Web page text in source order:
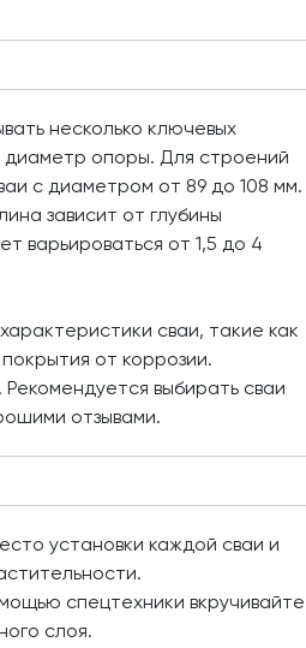
несколько ключевых
опоры. Для строений
с диаметром от 89 до 108 мм.
зависит от глубины
варьироваться от 1,5 до 4
сваи, такие как
от коррозии.
выбирать сваи
отзывами.
установки каждой сваи и
спецтехники вкручивайте
слоя.